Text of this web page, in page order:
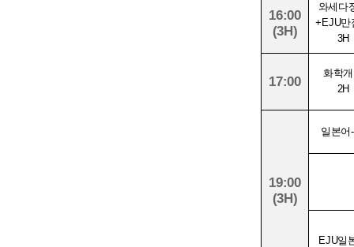
16:00
(3H)
와세다
+EJU만
3H
17:00
화학
2H
19:00
(3H)
일본어
EJU일